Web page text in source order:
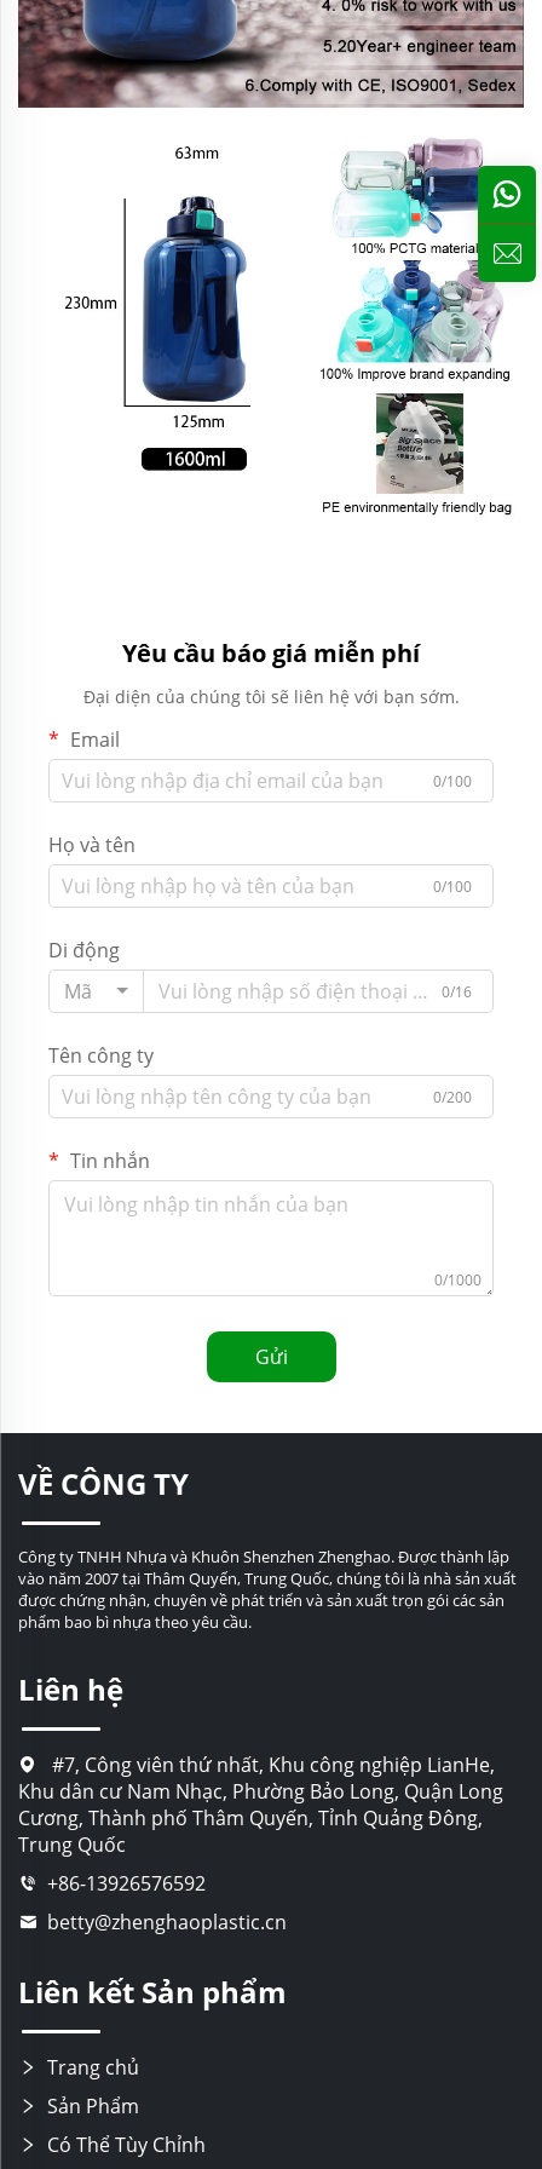
Yêu cầu báo giá miễn phí
Đại diện của chúng tôi sẽ liên hệ với bạn sớm.
Email
0/100
Họ và tên
0/100
Di động
Mã
0/16
Tên công ty
0/200
Tin nhắn
0/1000
Gửi
VỀ CÔNG TY
Công ty TNHH Nhựa và Khuôn Shenzhen Zhenghao. Được thành lập
vào năm 2007 tại Thâm Quyến, Trung Quốc, chúng tôi là nhà sản xuất
được chứng nhận, chuyên về phát triển và sản xuất trọn gói các sản
phẩm bao bì nhựa theo yêu cầu.
Liên hệ
#7, Công viên thứ nhất, Khu công nghiệp LianHe,
Khu dân cư Nam Nhạc, Phường Bảo Long, Quận Long
Cương, Thành phố Thâm Quyến, Tỉnh Quảng Đông,
Trung Quốc
+86-13926576592
betty@zhenghaoplastic.cn
Liên kết Sản phẩm
Trang chủ
Sản Phẩm
Có Thể Tùy Chỉnh